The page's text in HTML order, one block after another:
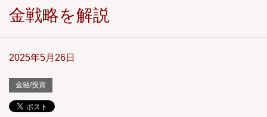
金戦略を解説
2025年5月26日
金融/投資